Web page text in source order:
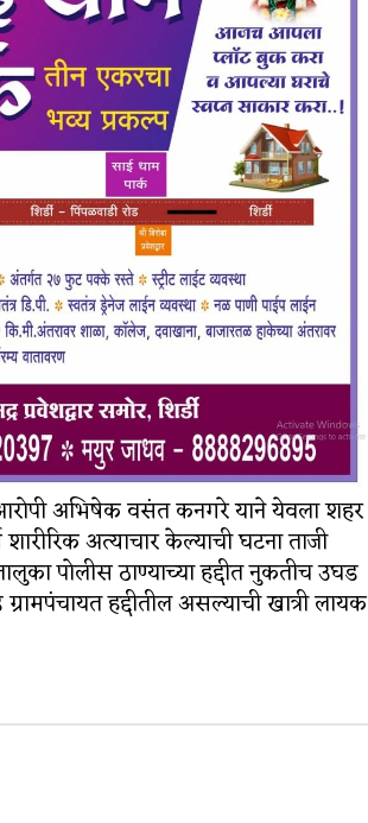
अभिषेक वसंत कनगरे याने येवला शहर
अत्याचार केल्याची घटना ताजी
पोलीस ठाण्याच्या हद्दीत नुकतीच उघड
हद्दीतील असल्याची खात्री लायक